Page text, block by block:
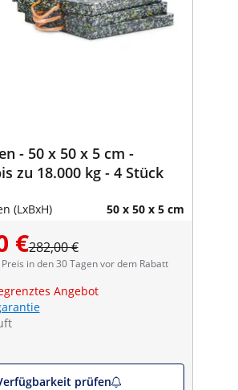
- 50 x 50 x 5 cm -
zu 18.000 kg - 4 Stück
(LxBxH) 50 x 50 x 5 cm
€282,00 €
in den 30 Tagen vor dem Rabatt
Angebot
prüfen